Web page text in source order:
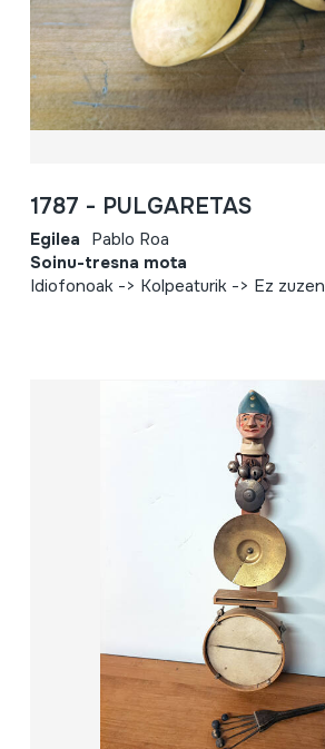
1787 - PULGARETAS
Egilea Pablo Roa
Soinu-tresna mota
Idiofonoak -> Kolpeaturik -> Ez zuzen